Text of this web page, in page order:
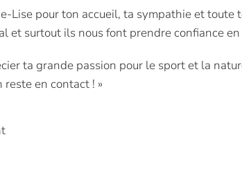
Lise pour ton accueil, ta sympathie et
et surtout ils nous font prendre confiance en
ta grande passion pour le sport et la
reste en contact ! »